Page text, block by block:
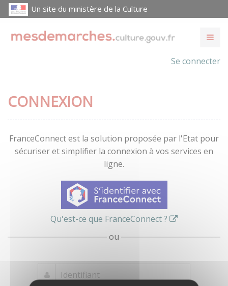
Un site du ministère de la Culture
Se connecter
CONNEXION
FranceConnect est la solution proposée par l'Etat pour
sécuriser et simplifier la connexion à vos services en
ligne.
Qu'est-ce que FranceConnect ?
ou